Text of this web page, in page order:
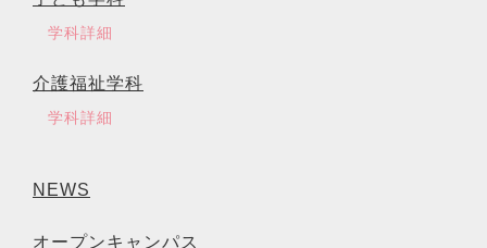
学科詳細
介護福祉学科
学科詳細
NEWS
オープンキャンパス